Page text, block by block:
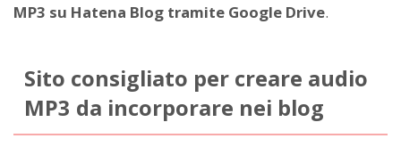
MP3 su Hatena Blog tramite Google Drive.
Sito consigliato per creare audio
MP3 da incorporare nei blog